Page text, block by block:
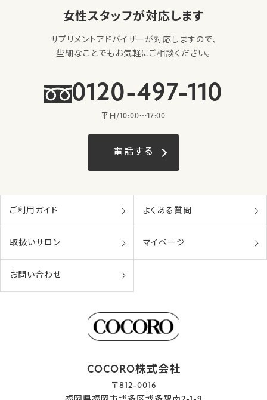
女性スタッフが対応します
サプリメントアドバイザーが対応しますので、
些細なことでもお気軽にご相談ください。
0120-497-110
平日/10:00〜17:00
電話する
ご利用ガイド よくある質問
取扱いサロン マイページ
お問い合わせ
COCORO株式会社
〒812-0016